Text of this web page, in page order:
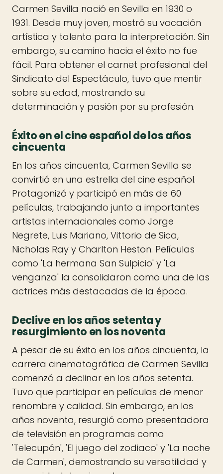
Carmen Sevilla nació en Sevilla en 1930 o
1931. Desde muy joven, mostró su vocación
artística y talento para la interpretación. Sin
embargo, su camino hacia el éxito no fue
fácil. Para obtener el carnet profesional del
Sindicato del Espectáculo, tuvo que mentir
sobre su edad, mostrando su
determinación y pasión por su profesión.
Éxito en el cine español de los años
cincuenta
En los años cincuenta, Carmen Sevilla se
convirtió en una estrella del cine español.
Protagonizó y participó en más de 60
películas, trabajando junto a importantes
artistas internacionales como Jorge
Negrete, Luis Mariano, Vittorio de Sica,
Nicholas Ray y Charlton Heston. Películas
como 'La hermana San Sulpicio' y 'La
venganza' la consolidaron como una de las
actrices más destacadas de la época.
Declive en los años setenta y
resurgimiento en los noventa
A pesar de su éxito en los años cincuenta, la
carrera cinematográfica de Carmen Sevilla
comenzó a declinar en los años setenta.
Tuvo que participar en películas de menor
renombre y calidad. Sin embargo, en los
años noventa, resurgió como presentadora
de televisión en programas como
'Telecupón', 'El juego del zodiaco' y 'La noche
de Carmen', demostrando su versatilidad y